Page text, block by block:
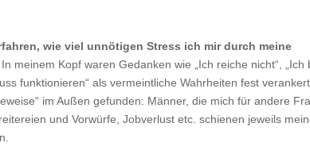
wie viel unnötigen Stress ich mir durch meine
In meinem Kopf waren Gedanken wie „Ich reiche nicht“, „Ich
funktionieren“ als vermeintliche Wahrheiten fest verankert.
im Außen gefunden: Männer, die mich für andere
und Vorwürfe, Jobverlust etc. schienen jeweils